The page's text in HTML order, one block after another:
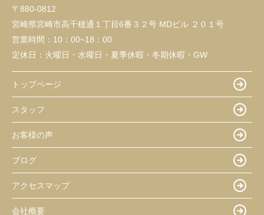
〒880-0812
宮崎県宮崎市高千穂通１丁目6番３２号 MDビル ２０１号
営業時間： 10：00~18：00
定休日： 火曜日・水曜日・夏季休暇・冬期休暇・GW
トップページ
スタッフ
お客様の声
ブログ
アクセスマップ
会社概要